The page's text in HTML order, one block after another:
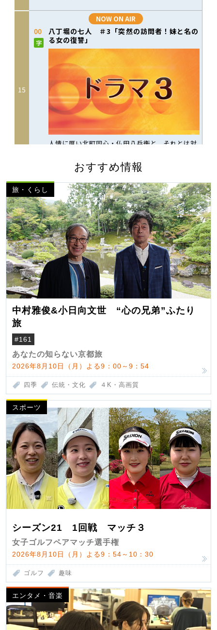
おすすめ情報
旅・くらし
中村雅俊&小日向文世 “心の兄弟”ふたり
旅
#161
あなたの知らない京都旅
2026年8月10日（月）よる9：00～9：54
四季 伝統・文化 ４K・高画質
スポーツ
シーズン21 1回戦 マッチ３
女子ゴルフペアマッチ選手権
2026年8月10日（月）よる9：54～10：30
ゴルフ 趣味
エンタメ・音楽